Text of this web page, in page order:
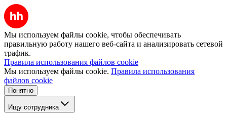
Мы используем файлы cookie, чтобы обеспечивать
правильную работу нашего веб-сайта и анализировать сетевой
трафик.
Правила использования файлов cookie
Мы используем файлы cookie. Правила использования
файлов cookie
Понятно
Ищу сотрудника